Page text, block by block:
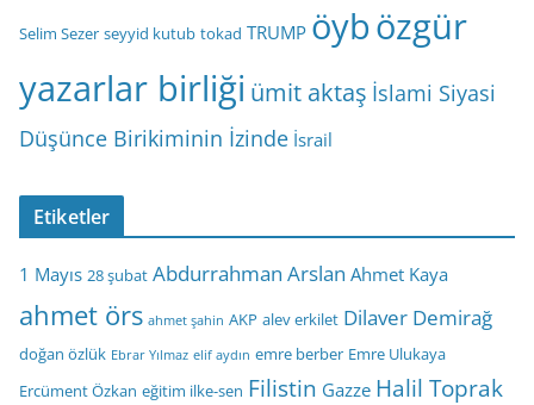
Selim Sezer seyyid kutub tokad TRUMP öybözgür
yazarlar birliği ümit aktaş İslami Siyasi
Düşünce Birikiminin İzinde İsrail
Etiketler
1 Mayıs 28 şubat Abdurrahman Arslan Ahmet Kaya
ahmet örs ahmet şahin AKP alev erkilet Dilaver Demirağ
doğan özlük Ebrar Yılmaz elif aydın emre berber Emre Ulukaya
Ercüment Özkan eğitim ilke-sen Filistin Gazze Halil Toprak